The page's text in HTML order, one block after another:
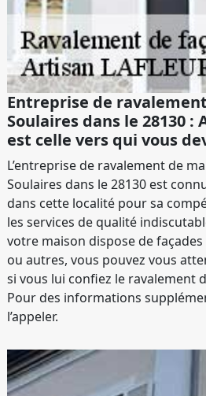
Entreprise de
Soulaires dans le 28130 :
est celle vers qui vous
L’entreprise de ravalement de
Soulaires dans le 28130 est
dans cette localité pour sa
les services de qualité
votre maison dispose de
ou autres, vous pouvez vous
si vous lui confiez le ravalement
Pour des informations
l’appeler.